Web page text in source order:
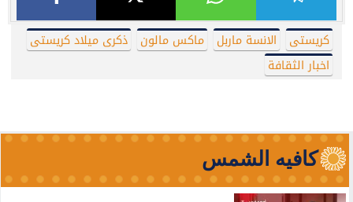
كريستى الانسة ماربل ماكس مالون
ذكرى ميلاد كريستى
اخبار الثقافة
كافيه الشمس